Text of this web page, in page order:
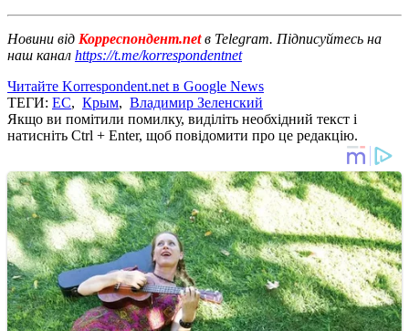
Новини від Корреспондент.netв Telegram. Підписуйтесь на
наш канал https://t.me/korrespondentnet
Читайте Korrespondent.net в Google News
ТЕГИ: ЕС, Крым, Владимир Зеленский
Якщо ви помітили помилку, виділіть необхідний текст і
натисніть Ctrl + Enter, щоб повідомити про це редакцію.